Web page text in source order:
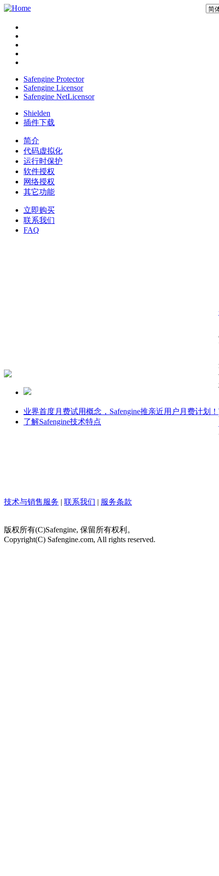
Safengine Protector
Safengine Licensor
Safengine NetLicensor
Shielden
插件下载
简介
代码虚拟化
运行时保护
软件授权
网络授权
其它功能
立即购买
联系我们
FAQ
业界首度月费试用概念，Safengine推亲近用户月费计划！
了解Safengine技术特点
技术与销售服务 | 联系我们 | 服务条款
版权所有(C)Safengine, 保留所有权利。
Copyright(C) Safengine.com, All rights reserved.